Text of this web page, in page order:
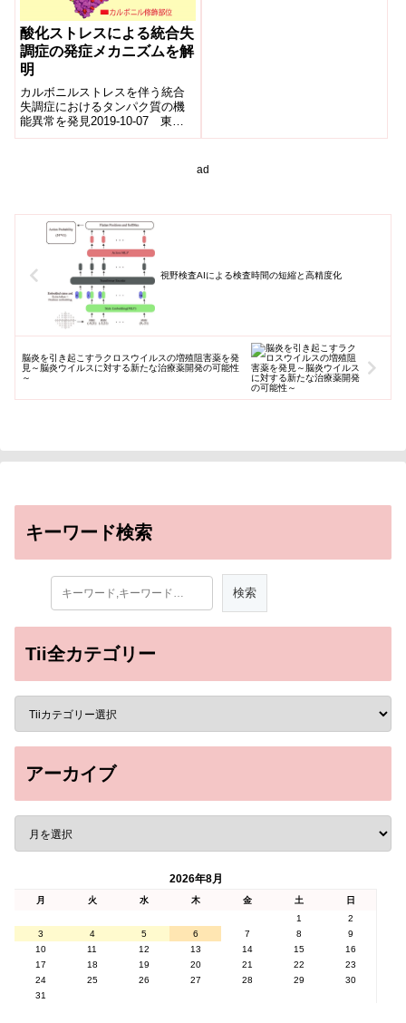
酸化ストレスによる統合失
調症の発症メカニズムを解
明
カルボニルストレスを伴う統合
失調症におけるタンパク質の機
能異常を発見2019-10-07 東京
大学,理化学研究所,日本医療研究
ad
視野検査AIによる検査時間の短縮と高精度化
脳炎を引き起こすラクロスウイルスの増殖阻害薬を発
見～脳炎ウイルスに対する新たな治療薬開発の可能性
～
キーワード検索
Tii全カテゴリー
アーカイブ
2026年8月
月 火 水 木 金 土
日
1
2
3
4 5 6 7 8
9
10
11 12 13 14 15
16
17
18 19 20 21 22
23
24
25 26 27 28 29
30
31